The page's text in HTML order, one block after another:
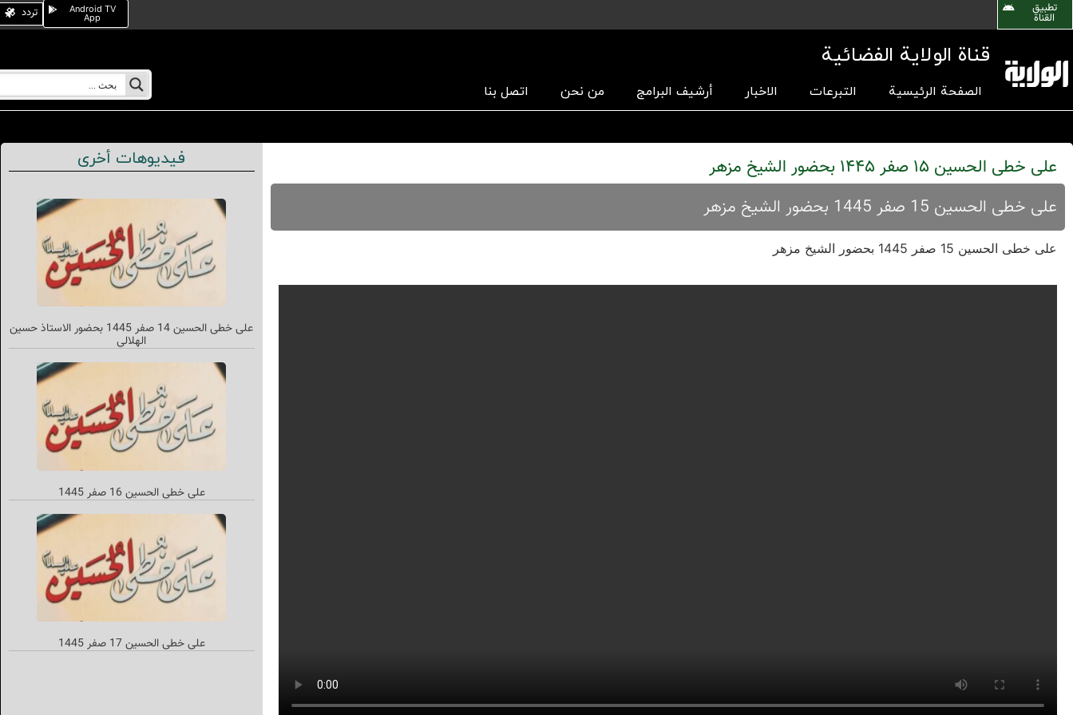
تطبیق
القناة
Android TV
App تردد
قناة الولاية الفضائية
الصفحة الرئيسية التبرعات الاخبار أرشیف البرامج من نحن اتصل بنا
علی خطی الحسین 15 صفر 1445 بحضور الشيخ مزهر
علی خطی الحسین 15 صفر 1445 بحضور الشيخ مزهر
علی خطی الحسین 15 صفر 1445 بحضور الشيخ مزهر
فيديوهات أخرى
علی خطی الحسین 14 صفر 1445 بحضور الاستاذ حسين
الهلالي
على خطى الحسين 16 صفر 1445
علی خطی الحسین 17 صفر 1445